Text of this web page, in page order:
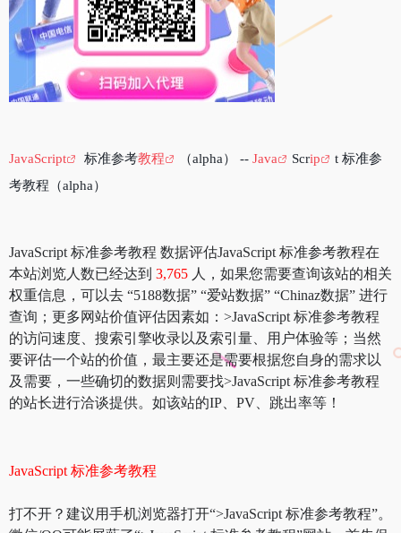
JavaScript 标准参考教程 （alpha） -- Java Scrip
t 标准参
考教程（alpha）
JavaScript 标准参考教程 数据评估JavaScript 标准参考教程在
本站浏览人数已经达到 3,765 人，如果您需要查询该站的相关
权重信息，可以去 “5188数据” “爱站数据” “Chinaz数据” 进行
查询；更多网站价值评估因素如：>JavaScript 标准参考教程
的访问速度、搜索引擎收录以及索引量、用户体验等；当然
要评估一个站的价值，最主要还是需要根据您自身的需求以
及需要，一些确切的数据则需要找>JavaScript 标准参考教程
的站长进行洽谈提供。如该站的IP、PV、跳出率等！
JavaScript 标准参考教程
打不开？建议用手机浏览器打开“>JavaScript 标准参考教程”。